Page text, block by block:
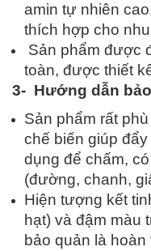
amin tự nhiên
thích hợp cho
Sản phẩm được
toàn, được thiết
3- Hướng dẫn
Sản phẩm rất
chế biến giúp
dụng để chấm,
(đường, chanh,
Hiện tượng kết
hạt) và đậm màu
bảo quản là